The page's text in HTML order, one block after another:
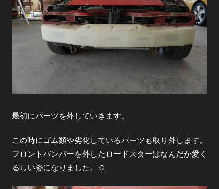
最初にパーツを外していきます。
この時にゴム類や劣化しているパーツも取り外します。
フロントバンパーを外したロードスターはなんだか愛く
るしい姿になりました。☺